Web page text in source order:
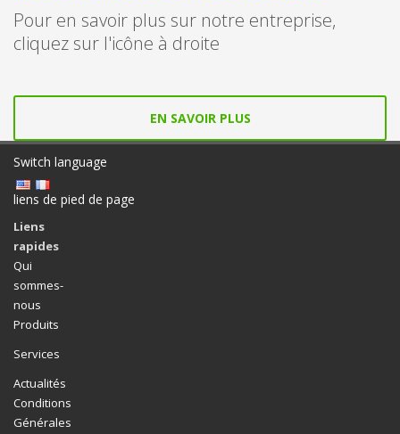
Pour en savoir plus sur notre entreprise,
cliquez sur l'icône à droite
EN SAVOIR PLUS
Switch language
liens de pied de page
Liens
rapides
Qui
sommes-
nous
Produits
Services
Actualités
Conditions
Générales